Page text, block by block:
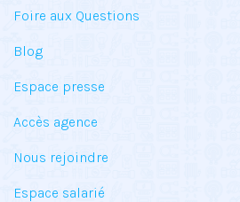
Foire aux Questions
Blog
Espace presse
Accès agence
Nous rejoindre
Espace salarié